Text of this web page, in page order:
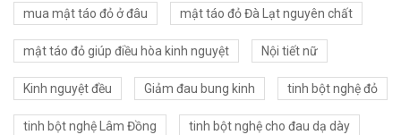
mua mật táo đỏ ở đâu mật táo đỏ Đà Lạt nguyên chất
mật táo đỏ giúp điều hòa kinh nguyệt Nội tiết nữ
Kinh nguyệt đều Giảm đau bung kinh tinh bột nghệ đỏ
tinh bột nghệ Lâm Đồng tinh bột nghệ cho đau dạ dày